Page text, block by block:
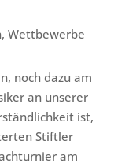
, Wettbewerbe
noch dazu am
an unserer
ist,
Stiftler
am